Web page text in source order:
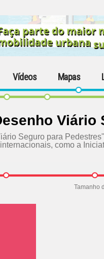
Vídeos Mapas
Viário
Seguro para
como a
Tamanho